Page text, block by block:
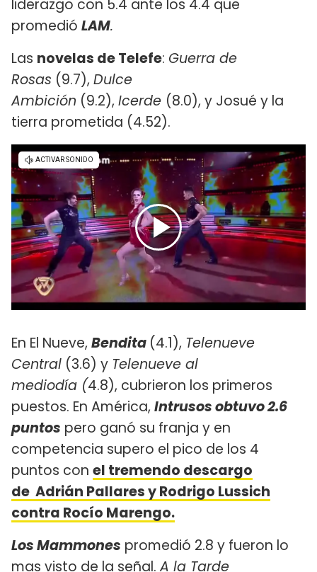
liderazgo con 5.4 ante los 4.4 que
promedió LAM.
Las novelas de Telefe: Guerra de
Rosas (9.7), Dulce
Ambición (9.2), Icerde (8.0), y Josué y la
tierra prometida (4.52).
En El Nueve, Bendita (4.1), Telenueve
Central (3.6) y Telenueve al
mediodía (4.8), cubrieron los primeros
puestos. En América, Intrusos obtuvo 2.6
puntos pero ganó su franja y en
competencia supero el pico de los 4
puntos con el tremendo descargo
de Adrián Pallares y Rodrigo Lussich
contra Rocío Marengo.
Los Mammones promedió 2.8 y fueron lo
mas visto de la señal.A la Tarde